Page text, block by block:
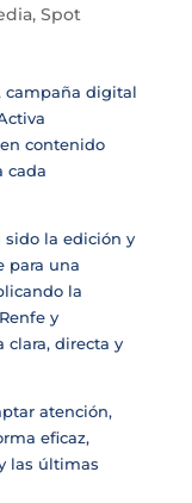
, Spot
campaña digital
contenido
cada
sido la edición y
para una
la
y
clara, directa y
atención,
eficaz,
las últimas